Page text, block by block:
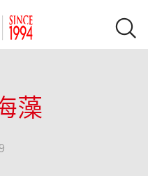
医院
水
世界
藻
医院
水
世界
藻